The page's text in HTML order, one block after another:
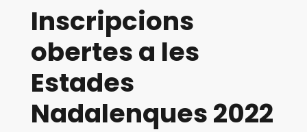
Inscripcions
obertes a les
Estades
Nadalenques 2022